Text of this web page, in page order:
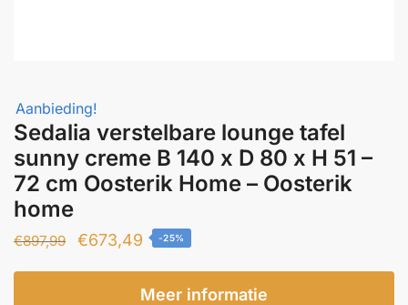
Aanbieding!
Sedalia verstelbare lounge tafel
sunny creme B 140 x D 80 x H 51 –
72 cm Oosterik Home – Oosterik
home
€897,99
Oorspronkelijke
€673,49 Huidige
is:
-25%
Meer informatie